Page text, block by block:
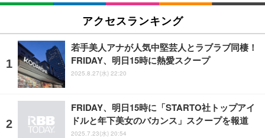
アクセスランキング
若手美人アナが人気中堅芸人とラブラブ同棲！
FRIDAY、明日15時に熱愛スクープ
2025.8.27(水) 22:20
FRIDAY、明日15時に「STARTO社トップアイ
ドルと年下美女のバカンス」スクープを報道
2025.7.23(水) 20:54